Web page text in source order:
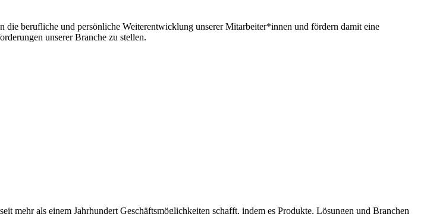
berufliche und persönliche Weiterentwicklung unserer Mitarbeiter*innen und fördern damit eine
unserer Branche zu stellen.
mehr als einem Jahrhundert Geschäftsmöglichkeiten schafft, indem es Produkte, Lösungen und Branchen